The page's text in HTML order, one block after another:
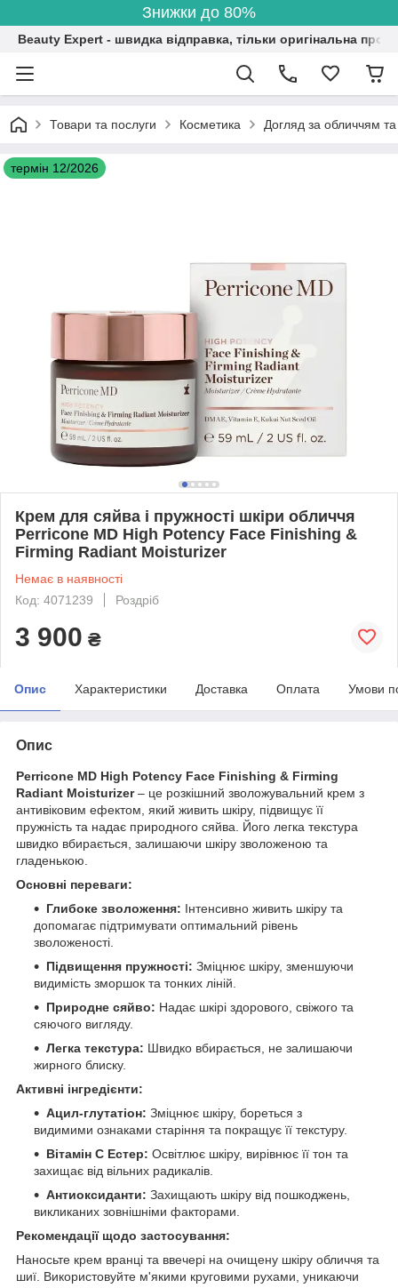
Знижки до 80%
Beauty Expert - швидка відправка, тільки оригінальна
Товари та послуги Косметика Догляд за обличчям
термін 12/2026
Крем для сяйва і пружності шкіри обличчя
Perricone MD High Potency Face Finishing &
Firming Radiant Moisturizer
Немає в наявності
Код: 4071239
Роздріб
3 900 ₴
Опис Характеристики Доставка Оплата Умови
Опис
Perricone MD High Potency Face Finishing & Firming
Radiant Moisturizer– це розкішний зволожувальний крем з
антивіковим ефектом, який живить шкіру, підвищує її
пружність та надає природного сяйва. Його легка текстура
швидко вбирається, залишаючи шкіру зволоженою та
гладенькою.
Основні переваги:
Глибоке зволоження: Інтенсивно живить шкіру та
допомагає підтримувати оптимальний рівень
зволоженості.
Підвищення пружності: Зміцнює шкіру, зменшуючи
видимість зморшок та тонких ліній.
Природне сяйво: Надає шкірі здорового, свіжого та
сяючого вигляду.
Легка текстура: Швидко вбирається, не залишаючи
жирного блиску.
Активні інгредієнти:
Ацил-глутатіон: Зміцнює шкіру, бореться з
видимими ознаками старіння та покращує її текстуру.
Вітамін С Естер: Освітлює шкіру, вирівнює її тон та
захищає від вільних радикалів.
Антиоксиданти: Захищають шкіру від пошкоджень,
викликаних зовнішніми факторами.
Рекомендації щодо застосування:
Наносьте крем вранці та ввечері на очищену шкіру обличчя та
шиї. Використовуйте м'якими круговими рухами, уникаючи